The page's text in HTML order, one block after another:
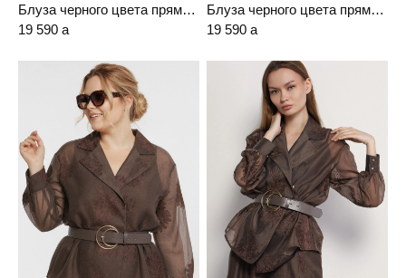
Блуза черного цвета прямого кроя с узорами
19 590 a
Блуза черного цвета прямого кроя с узорами
19 590 a